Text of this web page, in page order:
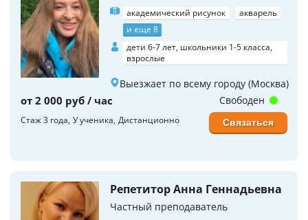
академический рисунок
акварель
и еще 8
дети 6-7 лет, школьники 1-5 класса,
взрослые
Выезжает по всему городу (Москва)
от 2 000 руб / час
Стаж 3 года У ученика Дистанционно
Свободен
Связаться
Репетитор Анна Геннадьевна
Частный преподаватель